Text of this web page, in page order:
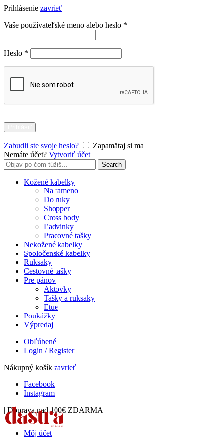
Prihlásenie zavrieť
Vaše používateľské meno alebo heslo *
Heslo *
Zabudli ste svoje heslo?
Zapamätaj si ma
Nemáte účet? Vytvoriť účet
Search
for:
Search
Kožené kabelky
Na rameno
Do ruky
Shopper
Cross body
Ľadvinky
Pracovné tašky
Nekožené kabelky
Spoločenské kabelky
Ruksaky
Cestovné tašky
Pre pánov
Aktovky
Tašky a ruksaky
Etue
Poukážky
Výpredaj
Obľúbené
Login / Register
Nákupný košík zavrieť
Facebook
Instagram
| Doprava nad 100€ ZDARMA
Môj účet